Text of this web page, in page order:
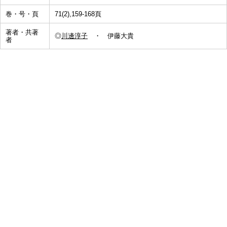
巻・号・頁 71(2),159-168頁
著者・共著
者
◎川邊淳子 ・ 伊藤大貴